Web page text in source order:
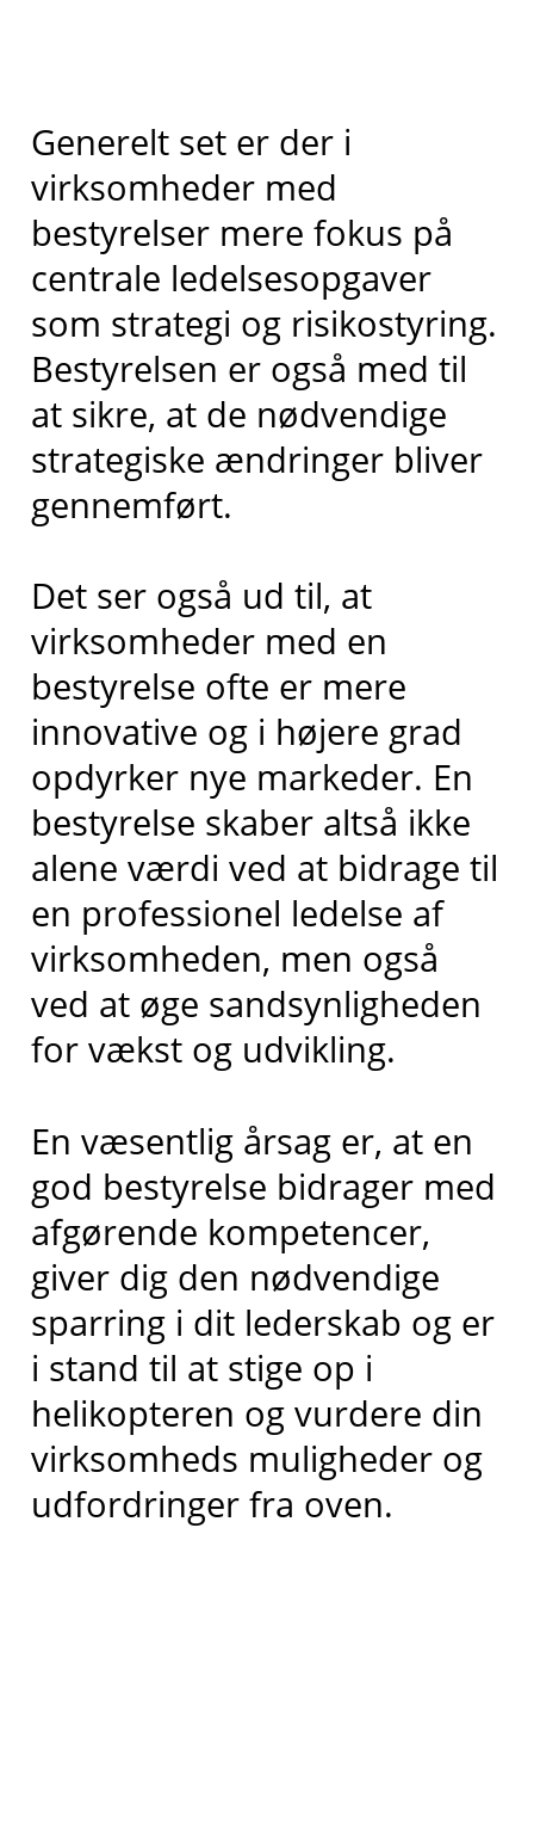
Generelt set er der i
virksomheder med
bestyrelser mere fokus på
centrale ledelsesopgaver
som strategi og risikostyring.
Bestyrelsen er også med til
at sikre, at de nødvendige
strategiske ændringer bliver
gennemført.
Det ser også ud til, at
virksomheder med en
bestyrelse ofte er mere
innovative og i højere grad
opdyrker nye markeder. En
bestyrelse skaber altså ikke
alene værdi ved at bidrage til
en professionel ledelse af
virksomheden, men også
ved at øge sandsynligheden
for vækst og udvikling.
En væsentlig årsag er, at en
god bestyrelse bidrager med
afgørende kompetencer,
giver dig den nødvendige
sparring i dit lederskab og er
i stand til at stige op i
helikopteren og vurdere din
virksomheds muligheder og
udfordringer fra oven.